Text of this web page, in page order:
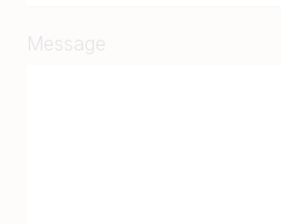
Message